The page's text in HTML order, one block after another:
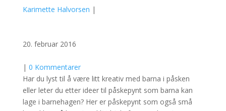
Karimette Halvorsen |
20. februar 2016
| 0 Kommentarer
Har du lyst til å være litt kreativ med barna i påsken
eller leter du etter ideer til påskepynt som barna kan
lage i barnehagen? Her er påskepynt som også små